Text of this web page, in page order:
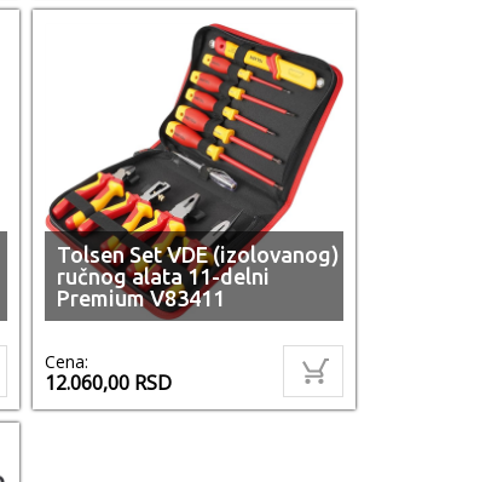
Tolsen Set VDE (izolovanog)
ručnog alata 11-delni
Premium V83411
Cena:
12.060,00 RSD